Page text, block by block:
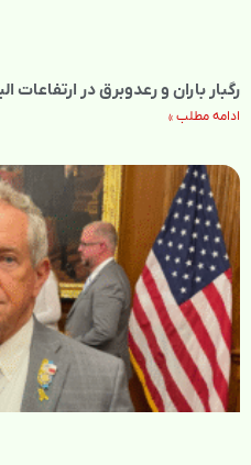
رگبار باران و رعدوبرق در ارتفاعات
ادامه مطلب »